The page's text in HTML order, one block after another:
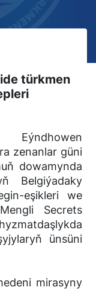
türkmen
Eýndhowen
zenanlar güni
dowamynda
Belgiýadaky
eşikleri we
Secrets
ünsüni
mirasyny